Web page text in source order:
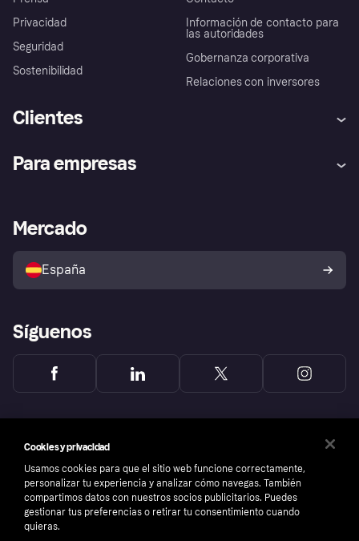
Privacidad
Seguridad
Sostenibilidad
Información de contacto para
las autoridades
Gobernanza corporativa
Relaciones con inversores
Clientes
Inicio de sesión
Directorio de tiendas
Política de protección al
comprador de Klarna
Reclamaciones
Para empresas
Acceso empresas
Mercado
España
Síguenos
Cookies y privacidad
Usamos cookies para que el sitio web funcione correctamente,
personalizar tu experiencia y analizar cómo navegas. También
compartimos datos con nuestros socios publicitarios. Puedes
gestionar tus preferencias o retirar tu consentimiento cuando
quieras.